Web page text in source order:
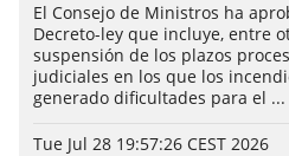
El Consejo de Ministros ha
Decreto-ley que incluye, entre
suspensión de los plazos
judiciales en los que los
generado dificultades para el ...
Tue Jul 28 19:57:26 CEST 2026